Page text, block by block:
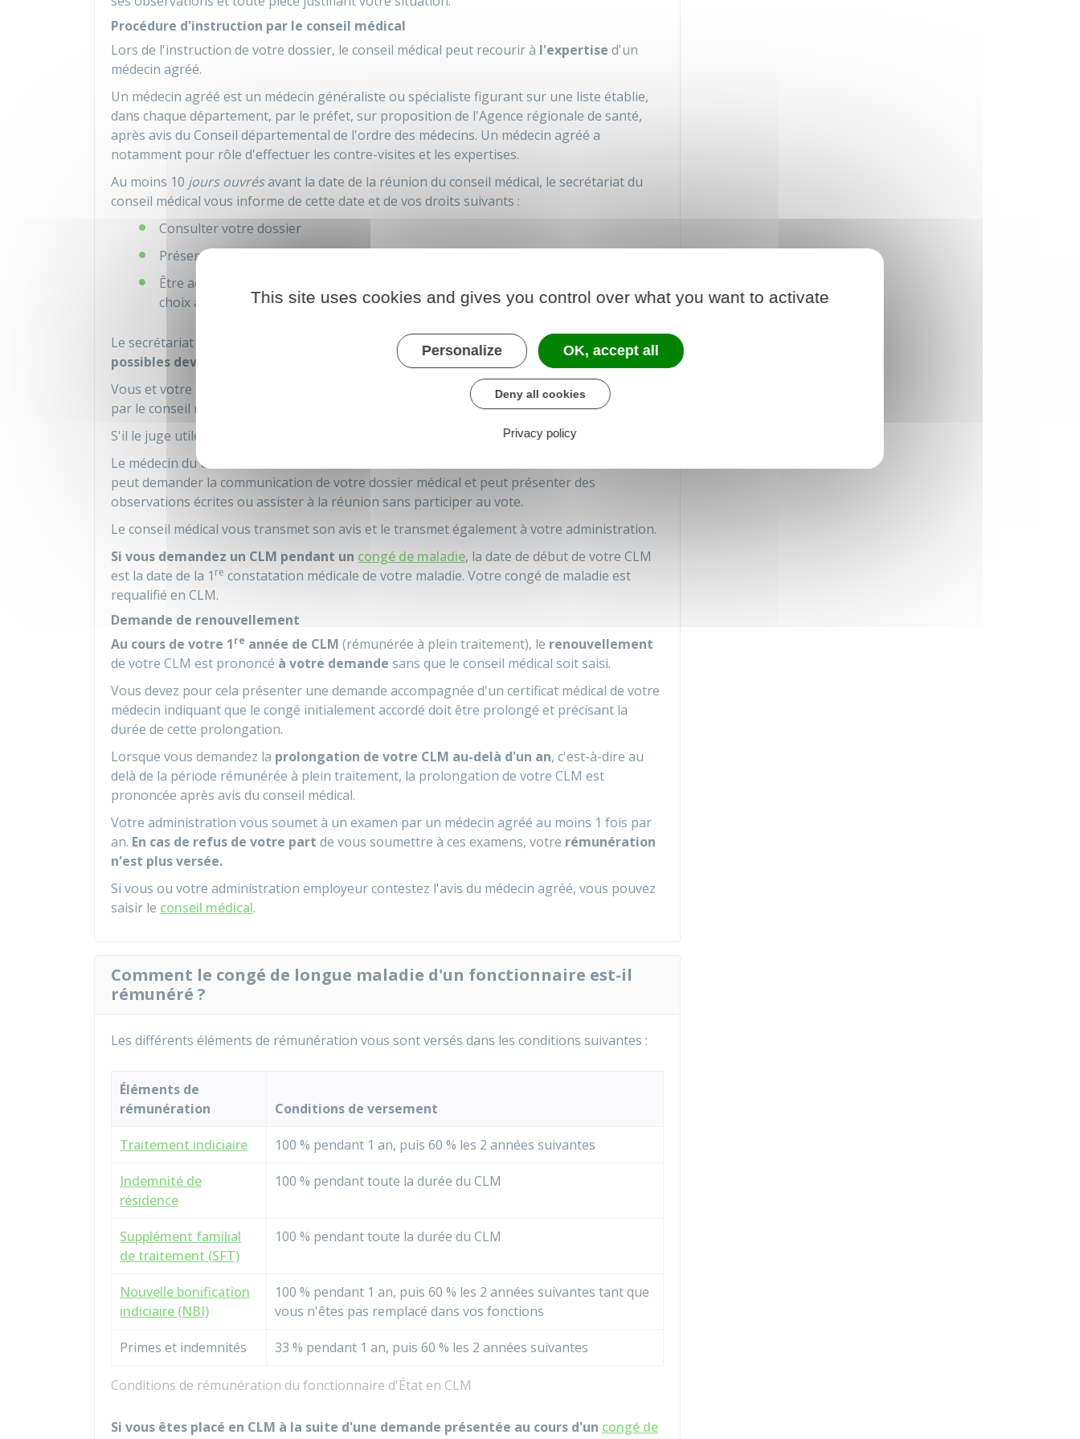
Procédure d'instruction par le conseil médical
Lors de l'instruction de votre dossier, le conseil médical peut recourir à l'expertise d'un
médecin agréé.
Un médecin agréé est un médecin généraliste ou spécialiste figurant sur une liste établie,
dans chaque département, par le préfet, sur proposition de l'Agence régionale de santé,
après avis du Conseil départemental de l'ordre des médecins. Un médecin agréé a
notamment pour rôle d'effectuer les contre-visites et les expertises.
Au moins 10 jours ouvrésavant la date de la réunion du conseil médical, le secrétariat du
conseil médical vous informe de cette date et de vos droits suivants :
Consulter votre dossier
Présenter des observations écrites et fournir des certificats médicaux
Être accompagné ou représenté, si vous le souhaitez, par une personne de votre
choix à toutes les étapes de la procédure.
Le secrétariat du conseil médical vous informe également desvoies de contestation
possibles devant le conseil médical supérieur.
Vous et votre administration employeur pouvez faire entendre le médecin de votre choix
par le conseil médical.
S'il le juge utile, le conseil médical peut demander à vous entendre.
Le médecin du travail de votre administration est informé de la réunion du conseil médical. Il
peut demander la communication de votre dossier médical et peut présenter des
observations écrites ou assister à la réunion sans participer au vote.
Le conseil médical vous transmet son avis et le transmet également à votre administration.
Si vous demandez un CLM pendant un congé de maladie, la date de début de votre CLM
est la date de la 1 re constatation médicale de votre maladie. Votre congé de maladie est
requalifié en CLM.
Demande de renouvellement
Au cours de votre 1re année de CLM (rémunérée à plein traitement), le renouvellement
de votre CLM est prononcé à votre demande sans que le conseil médical soit saisi.
Vous devez pour cela présenter une demande accompagnée d'un certificat médical de votre
médecin indiquant que le congé initialement accordé doit être prolongé et précisant la
durée de cette prolongation.
Lorsque vous demandez la prolongation de votre CLM au-delà d'un an, c'est-à-dire au
delà de la période rémunérée à plein traitement, la prolongation de votre CLM est
prononcée après avis du conseil médical.
Votre administration vous soumet à un examen par un médecin agréé au moins 1 fois par
an. En cas de refus de votre part de vous soumettre à ces examens, votre rémunération
n'est plus versée.
Si vous ou votre administration employeur contestez l'avis du médecin agréé, vous pouvez
saisir le conseil médical.
Comment le congé de longue maladie d'un fonctionnaire est-il
rémunéré ?
Les différents éléments de rémunération vous sont versés dans les conditions suivantes :
Conditions de rémunération du fonctionnaire d'État en CLM
Éléments de
rémunération
Conditions de versement
Traitement indiciaire 100 % pendant 1 an, puis 60 % les 2 années suivantes
Indemnité de
résidence
100 % pendant toute la durée du CLM
Supplément familial
de traitement (SFT)
100 % pendant toute la durée du CLM
Nouvelle bonification
indiciaire (NBI)
100 % pendant 1 an, puis 60 % les 2 années suivantes tant que
vous n'êtes pas remplacé dans vos fonctions
Primes et indemnités 33 % pendant 1 an, puis 60 % les 2 années suivantes
Si vous êtes placé en CLM à la suite d'une demande présentée au cours d'un congé de
This site uses cookies and gives you control over what you want to activate
Personalize OK, accept all
Deny all cookies
Privacy policy